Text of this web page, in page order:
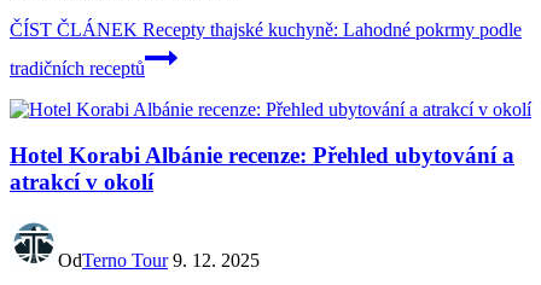
ČÍST ČLÁNEK Recepty thajské kuchyně: Lahodné pokrmy podle
tradičních receptů
Hotel Korabi Albánie recenze: Přehled ubytování a
atrakcí v okolí
OdTerno Tour 9. 12. 2025